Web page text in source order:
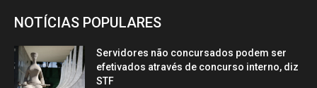
NOTÍCIAS POPULARES
Servidores não concursados podem ser
efetivados através de concurso interno, diz
STF